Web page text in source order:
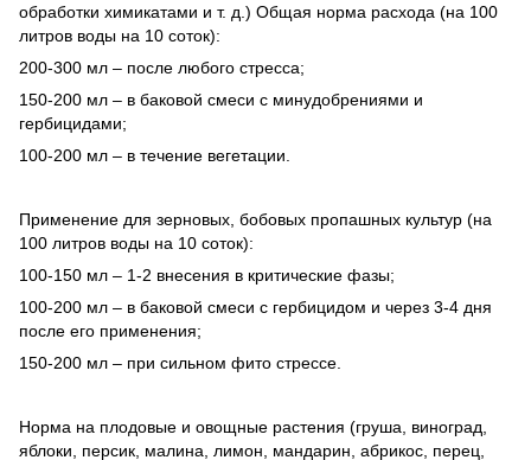
обработки химикатами и т. д.) Общая норма расхода (на 100
литров воды на 10 соток):
200-300 мл – после любого стресса;
150-200 мл – в баковой смеси с минудобрениями и
гербицидами;
100-200 мл – в течение вегетации.
Применение для зерновых, бобовых пропашных культур (на
100 литров воды на 10 соток):
100-150 мл – 1-2 внесения в критические фазы;
100-200 мл – в баковой смеси с гербицидом и через 3-4 дня
после его применения;
150-200 мл – при сильном фито стрессе.
Норма на плодовые и овощные растения (груша, виноград,
яблоки, персик, малина, лимон, мандарин, абрикос, перец,